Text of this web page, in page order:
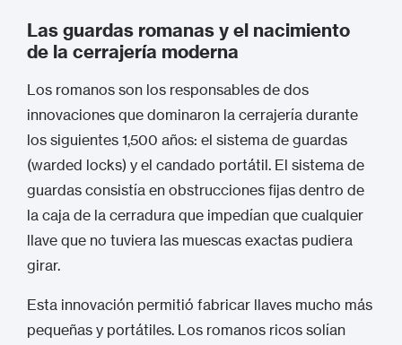
Las guardas romanas y el nacimiento
de la cerrajería moderna
Los romanos son los responsables de dos
innovaciones que dominaron la cerrajería durante
los siguientes 1,500 años: el sistema de guardas
(warded locks) y el candado portátil. El sistema de
guardas consistía en obstrucciones fijas dentro de
la caja de la cerradura que impedían que cualquier
llave que no tuviera las muescas exactas pudiera
girar.
Esta innovación permitió fabricar llaves mucho más
pequeñas y portátiles. Los romanos ricos solían